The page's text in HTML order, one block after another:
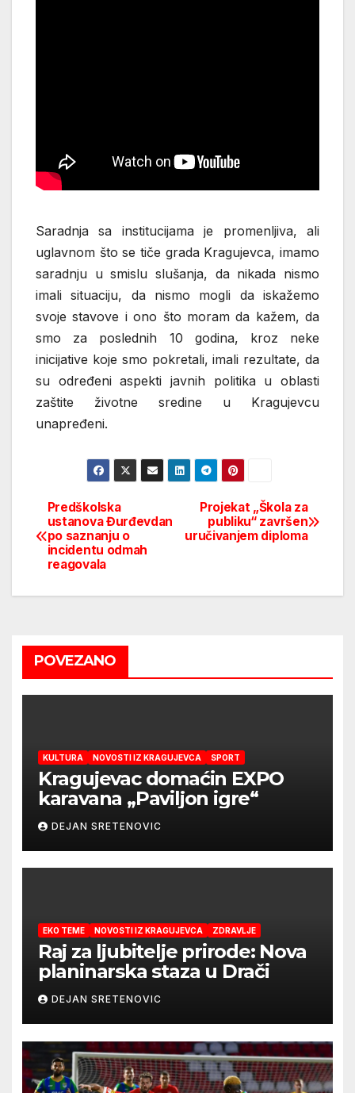
Saradnja sa institucijama je promenljiva, ali
uglavnom što se tiče grada Kragujevca, imamo
saradnju u smislu slušanja, da nikada nismo
imali situaciju, da nismo mogli da iskažemo
svoje stavove i ono što moram da kažem, da
smo za poslednih 10 godina, kroz neke
inicijative koje smo pokretali, imali rezultate, da
su određeni aspekti javnih politika u oblasti
zaštite životne sredine u Kragujevcu
unapređeni.
Post
navigation
Projekat „Škola za
publiku“ završen
uručivanjem diploma
Predškolska
ustanova Đurđevdan
po saznanju o
incidentu odmah
reagovala
POVEZANO
KULTURA NOVOSTI IZ KRAGUJEVCA SPORT
Kragujevac domaćin EXPO
karavana „Paviljon igre“
DEJAN SRETENOVIC
EKO TEME NOVOSTI IZ KRAGUJEVCA ZDRAVLJE
Raj za ljubitelje prirode: Nova
planinarska staza u Drači
DEJAN SRETENOVIC